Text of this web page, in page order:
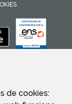
de cookies: